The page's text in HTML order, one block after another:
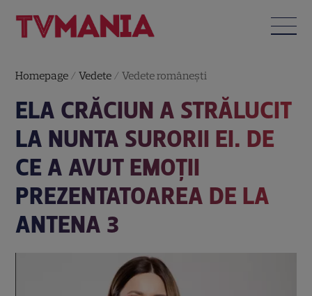
Homepage /Vedete /Vedete româneşti
ELA CRĂCIUN A STRĂLUCIT
LA NUNTA SURORII EI. DE
CE A AVUT EMOȚII
PREZENTATOAREA DE LA
ANTENA 3